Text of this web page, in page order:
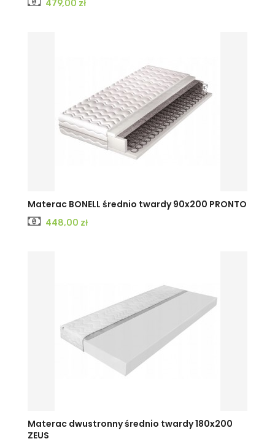
Cena
479,00 zł
Materac BONELL średnio twardy 90x200 PRONTO
Cena
448,00 zł
Materac dwustronny średnio twardy 180x200
ZEUS